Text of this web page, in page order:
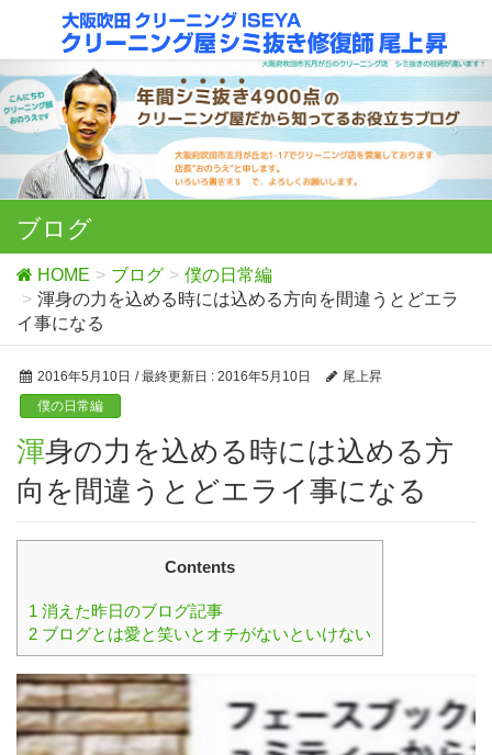
ブログ
HOME ブログ
僕の日常編
渾身の力を込める時には込める方向を間違うとどエラ
イ事になる
2016年5月10日 / 最終更新日 : 2016年5月10日
尾上昇
僕の日常編
渾身の力を込める時には込める方
向を間違うとどエライ事になる
Contents
1 消えた昨日のブログ記事
2 ブログとは愛と笑いとオチがないといけない